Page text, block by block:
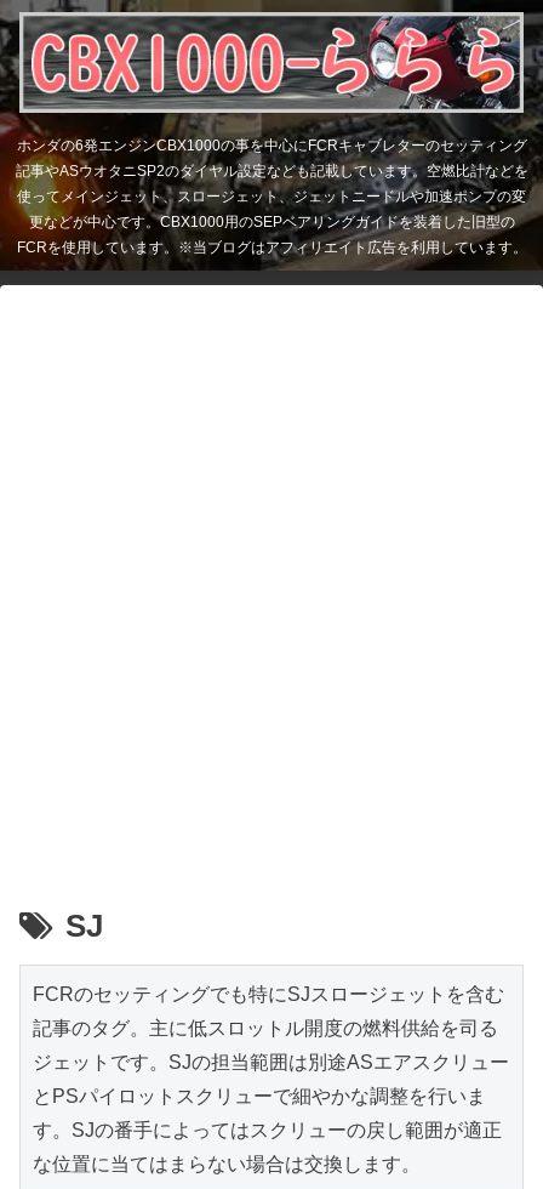
ホンダの6発エンジンCBX1000の事を中心にFCRキャブレターのセッティング
記事やASウオタニSP2のダイヤル設定なども記載しています。空燃比計などを
使ってメインジェット、スロージェット、ジェットニードルや加速ポンプの変
更などが中心です。CBX1000用のSEPベアリングガイドを装着した旧型の
FCRを使用しています。※当ブログはアフィリエイト広告を利用しています。
SJ
FCRのセッティングでも特にSJスロージェットを含む
記事のタグ。主に低スロットル開度の燃料供給を司る
ジェットです。SJの担当範囲は別途ASエアスクリュー
とPSパイロットスクリューで細やかな調整を行いま
す。SJの番手によってはスクリューの戻し範囲が適正
な位置に当てはまらない場合は交換します。